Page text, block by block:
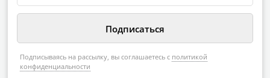
Подписываясь на рассылку, вы соглашаетесь с политикой
конфиденциальности